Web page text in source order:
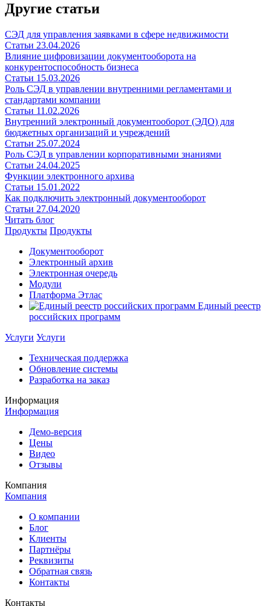
Другие статьи
СЭД для управления заявками в сфере недвижимости
Статьи 23.04.2026
Влияние цифровизации документооборота на
конкурентоспособность бизнеса
Статьи 15.03.2026
Роль СЭД в управлении внутренними регламентами и
стандартами компании
Статьи 11.02.2026
Внутренний электронный документооборот (ЭДО) для
бюджетных организаций и учреждений
Статьи 25.07.2024
Роль СЭД в управлении корпоративными знаниями
Статьи 24.04.2025
Функции электронного архива
Статьи 15.01.2022
Как подключить электронный документооборот
Статьи 27.04.2020
Читать блог
Продукты Продукты
Документооборот
Электронный архив
Электронная очередь
Модули
Платформа Этлас
Единый реестр
российских программ
Услуги Услуги
Техническая поддержка
Обновление системы
Разработка на заказ
Информация
Информация
Демо-версия
Цены
Видео
Отзывы
Компания
Компания
О компании
Блог
Клиенты
Партнёры
Реквизиты
Обратная связь
Контакты
Контакты